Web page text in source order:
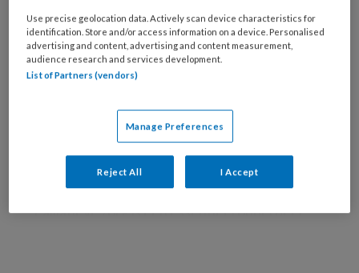
Palliatieve zorg is een essentieel onderdeel
Use precise geolocation data. Actively scan device characteristics for
identification. Store and/or access information on a device. Personalised
advertising and content, advertising and content measurement,
audience research and services development.
List of Partners (vendors)
Manage Preferences
Reject All I Accept